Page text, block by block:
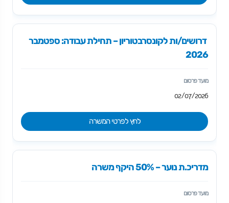
דרושים/ות לקונסרבטוריון – תחילת עבודה: ספטמבר
2026
02/07/2026
לחץ לפרטי המשרה
מדריכ.ת נוער – 50% היקף משרה